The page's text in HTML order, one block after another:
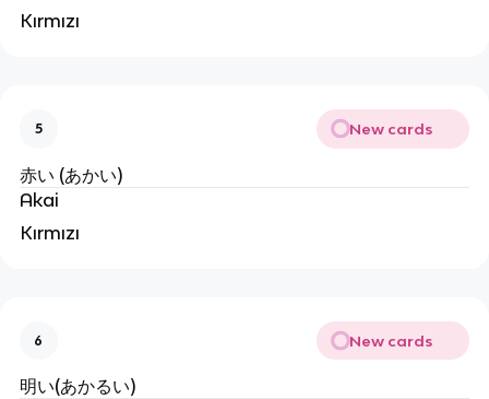
Kırmızı
5 New cards
赤い (あかい)
Akai
Kırmızı
6 New cards
明い(あかるい)